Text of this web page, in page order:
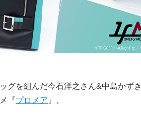
グを組んだ今石洋之さん&中島かずき
『プロメア 』。